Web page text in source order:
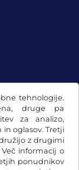
tehnologije.
druge pa
za analizo,
oglasov. Tretji
z drugimi
informacij o
ponudnikov